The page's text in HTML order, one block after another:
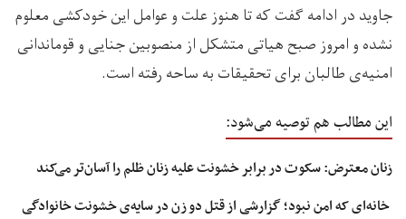
جاوید در ادامه گفت که تا هنوز علت و عوامل این خودکشی معلوم
نشده و امروز صبح هیاتی متشکل از منصوبین جنایی و قوماندانی
امنیه‌ی طالبان برای تحقیقات به ساحه رفته است‌.
این مطالب هم توصیه می‌شود:
زنان معترض: سکوت در برابر خشونت علیه زنان ظلم را آسان‌تر می‌کند
خانه‌ای که امن نبود؛ گزارشی‌‌‌ از قتل دو زن در سایه‌ی خشونت خانوادگی